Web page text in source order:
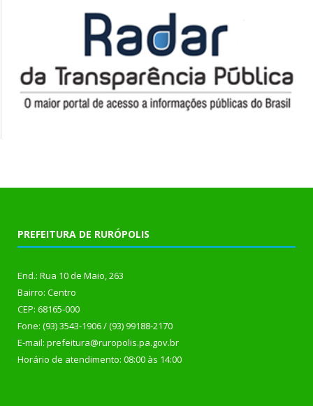
PREFEITURA DE RURÓPOLIS
End.: Rua 10 de Maio, 263
Bairro: Centro
CEP: 68165-000
Fone: (93) 3543-1906 / (93) 99188-2170
E-mail: prefeitura@ruropolis.pa.gov.br
Horário de atendimento: 08:00 às 14:00